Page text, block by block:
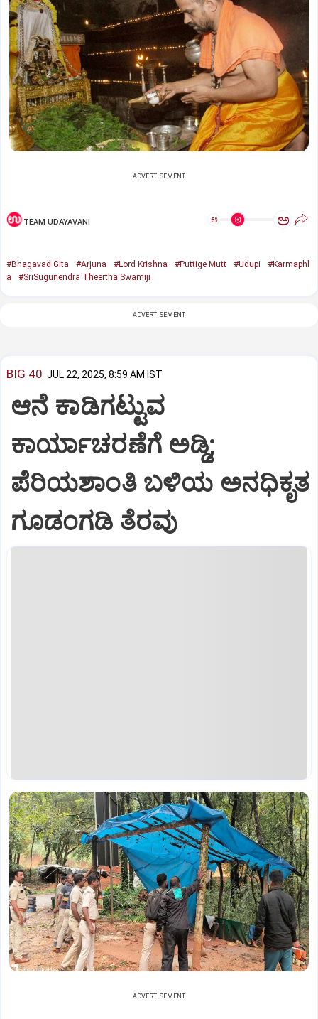
ADVERTISEMENT
TEAM UDAYAVANI ಅ ಅ
#Bhagavad Gita #Arjuna #Lord Krishna #Puttige Mutt #Udupi
#Karmaphl
a
#SriSugunendra Theertha Swamiji
ADVERTISEMENT
BIG 40 JUL 22, 2025, 8:59 AM IST
ಆನೆ ಕಾಡಿಗಟ್ಟುವ
ಕಾರ್ಯಾಚರಣೆಗೆ ಅಡ್ಡಿ;
ಪೆರಿಯಶಾಂತಿ ಬಳಿಯ ಅನಧಿಕೃತ
ಗೂಡಂಗಡಿ ತೆರವು
ADVERTISEMENT